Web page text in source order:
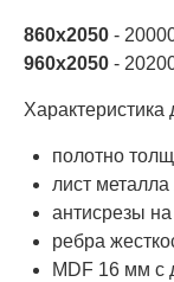
860х2050 -
960х2050 -
Характеристика
полотно
лист
антисрезы
ребра
MDF 16 мм с